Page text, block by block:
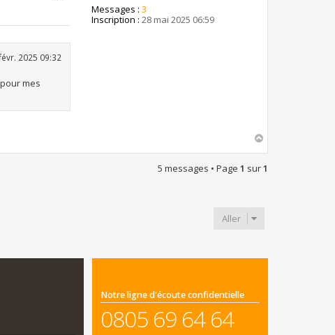
Messages : 3
Inscription : 28 mai 2025 06:59
2025 09:32
mes
t
5 messages • Page 1 sur1
Aller
Notre ligne d'écoute confidentielle
0805 69 64 64